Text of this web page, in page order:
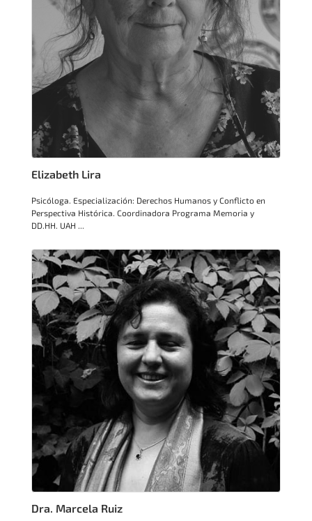
Elizabeth Lira
Psicóloga. Especialización: Derechos Humanos y Conflicto en
Perspectiva Histórica. Coordinadora Programa Memoria y
DD.HH. UAH ...
Dra. Marcela Ruiz